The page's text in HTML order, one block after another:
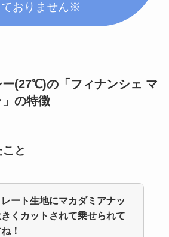
ておりません※
(27℃)の「フィナンシェ マ
の特徴
と
ート生地にマカダミアナッ
くカットされて乗せられて
！